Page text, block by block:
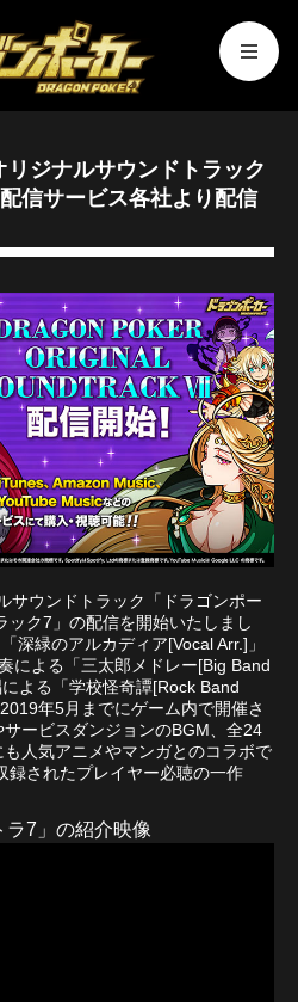
リジナルサウンドトラック
信サービス各社より配信
サウンドトラック「ドラゴンポー
ック7」の配信を開始いたしまし
深緑のアルカディア[Vocal Arr.]」
による「三太郎メドレー[Big Band
よる「学校怪奇譚[Rock Band
年5月までにゲーム内で開催さ
ービスダンジョンのBGM、全24
人気アニメやマンガとのコラボで
録されたプレイヤー必聴の一作
7」の紹介映像